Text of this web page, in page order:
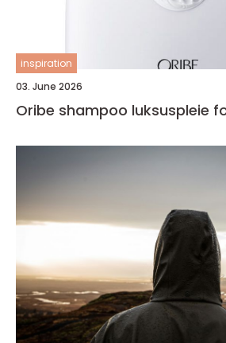
inspiration
03. June 2026
Oribe shampoo